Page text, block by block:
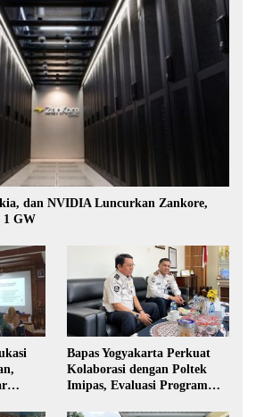
dan NVIDIA Luncurkan Zankore,
1 GW
Bapas Yogyakarta Perkuat
Kolaborasi dengan Poltek
Imipas, Evaluasi Program